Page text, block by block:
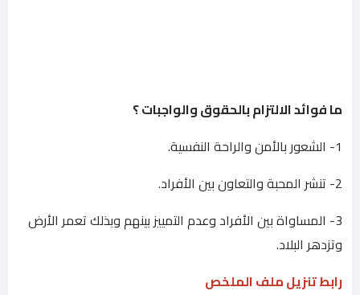
ما فوائد الالتزام بالحقوق والواجبات ؟
1- الشعور بالأمن والراحة النفسية.
2- تنشر المحبة والتعاون بين الأفراد.
3- المساواة بين الأفراد وعدم التمييز بينهم وبذلك تعمر الأرض
وتزدهر البلاد.
رابط تنزيل ملف الملخص